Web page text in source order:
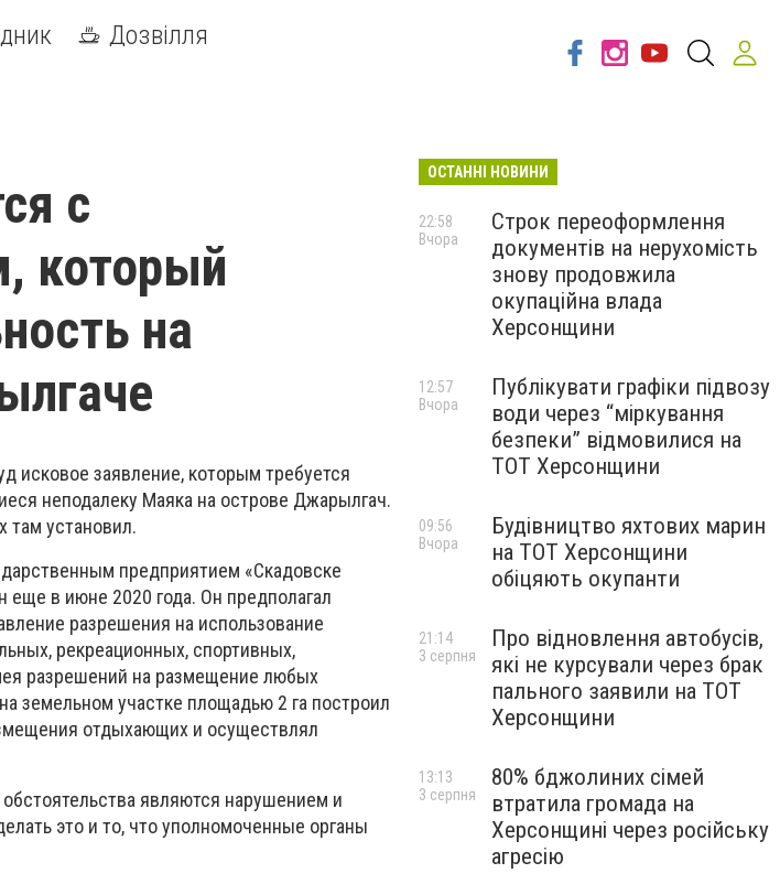
Дозвілля
с
который
на
исковое заявление, которым требуется
неподалеку Маяка на острове Джарылгач.
там установил.
предприятием «Скадовске
еще в июне 2020 года. Он предполагал
разрешения на использование
рекреационных, спортивных,
разрешений на размещение любых
земельном участке площадью 2 га построил
отдыхающих и осуществлял
являются нарушением и
это и то, что уполномоченные органы
ОСТАННІ НОВИНИ
Строк переоформлення
документів на нерухомість
знову продовжила
окупаційна влада
Херсонщини
22:58
Вчора
Публікувати графіки підвозу
води через “міркування
безпеки” відмовилися на
ТОТ Херсонщини
12:57
Вчора
Будівництво яхтових марин
на ТОТ Херсонщини
обіцяють окупанти
09:56
Вчора
Про відновлення автобусів,
які не курсували через брак
пального заявили на ТОТ
Херсонщини
21:14
3 серпня
80% бджолиних сімей
втратила громада на
Херсонщині через російську
агресію
13:13
3 серпня